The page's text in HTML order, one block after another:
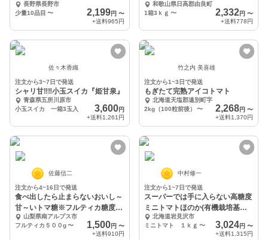
長野県長野市
少量10品目 〜 2,199円 〜
+送料965円
（2Sサイズ）
和歌山県日高郡由良町
1箱3ｋｇ 〜 2,332円 〜
+送料778円
佐々木香織
注文から3~7日で発送
シャリ甘‼️‼️小玉スイカ『姫甘泉』
青森県五所川原市
小玉スイカ 一箱3玉入
3,600円
+送料1,261円
竹之内 美喜雄
注文から1~3日で発送
もぎたて完熟アイコトマト
北海道天塩郡遠別町字
2kg（100粒前後）
〜 2,268円 〜
+送料1,370円
佐藤信二
注文から4~16日で発送
食べ出したら止まらないおいし～
甘～いトマ糖※フルティカ糖度9
度以上
山梨県南アルプス市
フルティカ５００g〜 1,500円 〜
+送料910円
中村修一
注文から1~7日で発送
スーパーでは手に入らない高糖度
ミニトマトほのか(有機栽培基
準）北海道岩見沢市
ミニトマト １ｋｇ 〜 3,024円 〜
+送料1,315円